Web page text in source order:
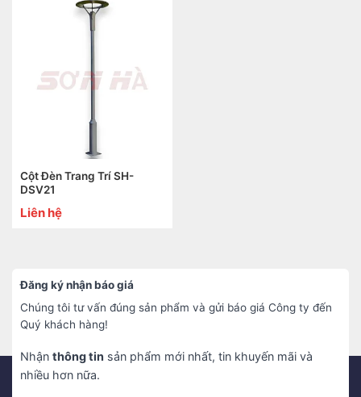
Cột Đèn Trang Trí SH-
DSV21
Liên hệ
Đăng ký nhận báo giá
Chúng tôi tư vấn đúng sản phẩm và gửi báo giá Công ty đến
Quý khách hàng!
Nhận thông tin sản phẩm mới nhất, tin khuyến mãi và
nhiều hơn nữa.